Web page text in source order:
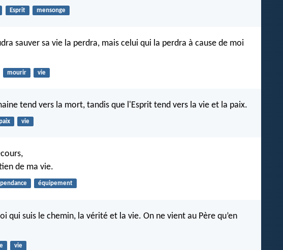
Esprit mensonge
sauver sa vie la perdra, mais celui qui la perdra à cause de moi
mourir vie
tend vers la mort, tandis que l'Esprit tend vers la vie et la paix.
vie
de ma vie.
équipement
qui suis le chemin, la vérité et la vie. On ne vient au Père qu’en
vie